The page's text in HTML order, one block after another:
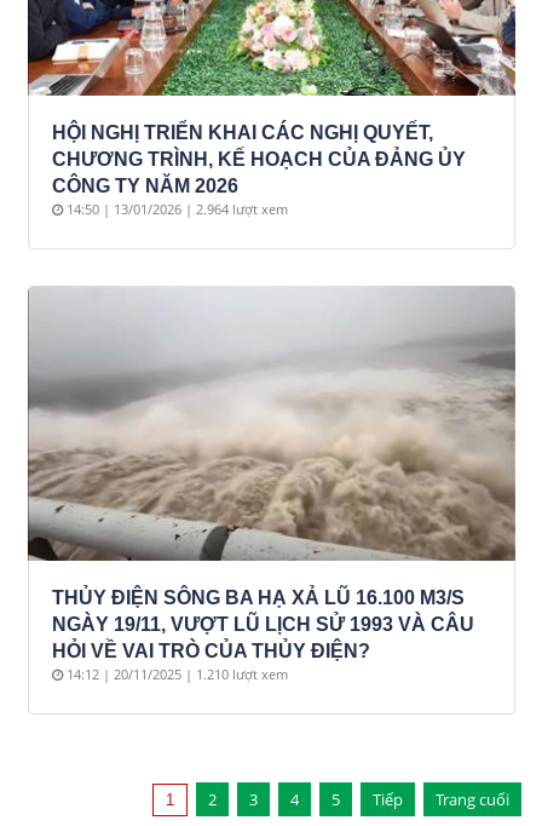
HỘI NGHỊ TRIỂN KHAI CÁC NGHỊ QUYẾT,
CHƯƠNG TRÌNH, KẾ HOẠCH CỦA ĐẢNG ỦY
CÔNG TY NĂM 2026
14:50 | 13/01/2026 | 2.964 lượt xem
THỦY ĐIỆN SÔNG BA HẠ XẢ LŨ 16.100 M3/S
NGÀY 19/11, VƯỢT LŨ LỊCH SỬ 1993 VÀ CÂU
HỎI VỀ VAI TRÒ CỦA THỦY ĐIỆN?
14:12 | 20/11/2025 | 1.210 lượt xem
1 2 3 4 5 Tiếp Trang cuối